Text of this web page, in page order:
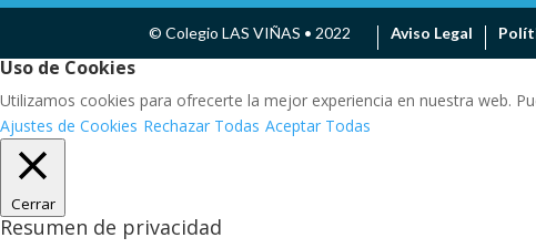
© Colegio LAS VIÑAS • 2022 Aviso Legal
Uso de Cookies
Utilizamos cookies para ofrecerte la mejor experiencia en nuestra web.
Ajustes de Cookies Rechazar Todas Aceptar Todas
Cerrar
Resumen de privacidad